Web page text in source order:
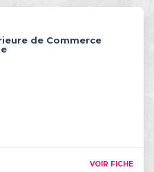
de Commerce
VOIR FICHE